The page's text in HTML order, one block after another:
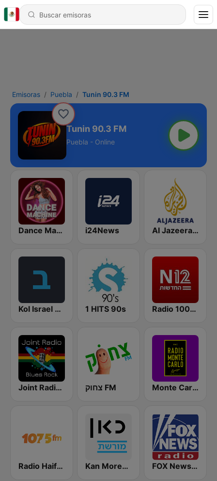
Emisoras Puebla Tunin 90.3 FM
Tunin 90.3 FM
Puebla - Online
Dance Machine i24News Al Jazeera English (قناة الجزيرة)
Kol Israel Reshet Bet 1 HITS 90s Radio 100% News 12
Joint Radio Blues צחוק FM Monte Carlo Lounge
Radio Haifa (רדיו חיפה) Kan Moreshet (כאן מורשת) FOX News Radio